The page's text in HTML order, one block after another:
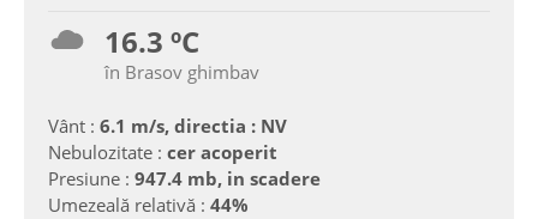
16.3 ºC
în Brasov ghimbav
Vânt : 6.1 m/s, directia : NV
Nebulozitate : cer acoperit
Presiune : 947.4 mb, in scadere
Umezeală relativă : 44%